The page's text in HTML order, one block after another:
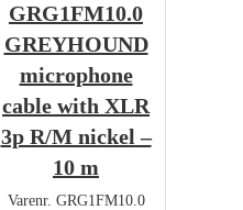
GRG1FM10.0
GREYHOUND
microphone
cable with XLR
3p R/M nickel –
10 m
Varenr. GRG1FM10.0